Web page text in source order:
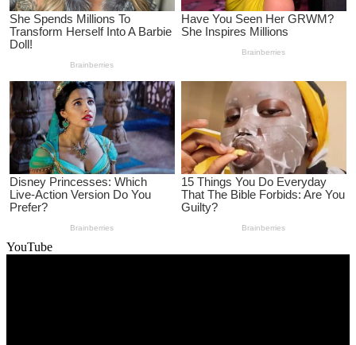
YouTube